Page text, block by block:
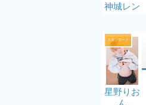
神城レン
スタンダード
星野りお
ん